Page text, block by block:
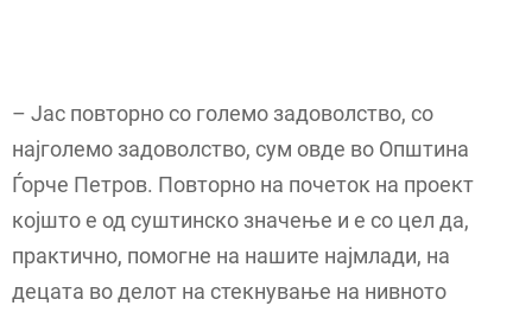
– Јас повторно со големо задоволство, со
најголемо задоволство, сум овде во Општина
Ѓорче Петров. Повторно на почеток на проект
којшто е од суштинско значење и е со цел да,
практично, помогне на нашите најмлади, на
децата во делот на стекнување на нивното